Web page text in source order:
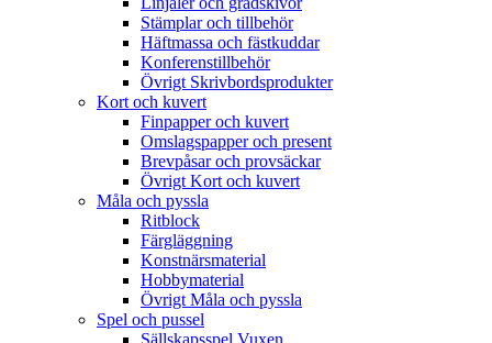
Stämplar och tillbehör
Häftmassa och fästkuddar
Konferenstillbehör
Övrigt Skrivbordsprodukter
Kort och kuvert
Finpapper och kuvert
Omslagspapper och present
Brevpåsar och provsäckar
Övrigt Kort och kuvert
Måla och pyssla
Ritblock
Färgläggning
Konstnärsmaterial
Hobbymaterial
Övrigt Måla och pyssla
Spel och pussel
Sällskapsspel Vuxen